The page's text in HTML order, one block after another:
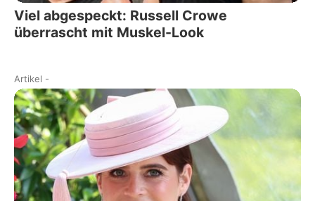
Viel abgespeckt: Russell Crowe
überrascht mit Muskel-Look
Artikel -